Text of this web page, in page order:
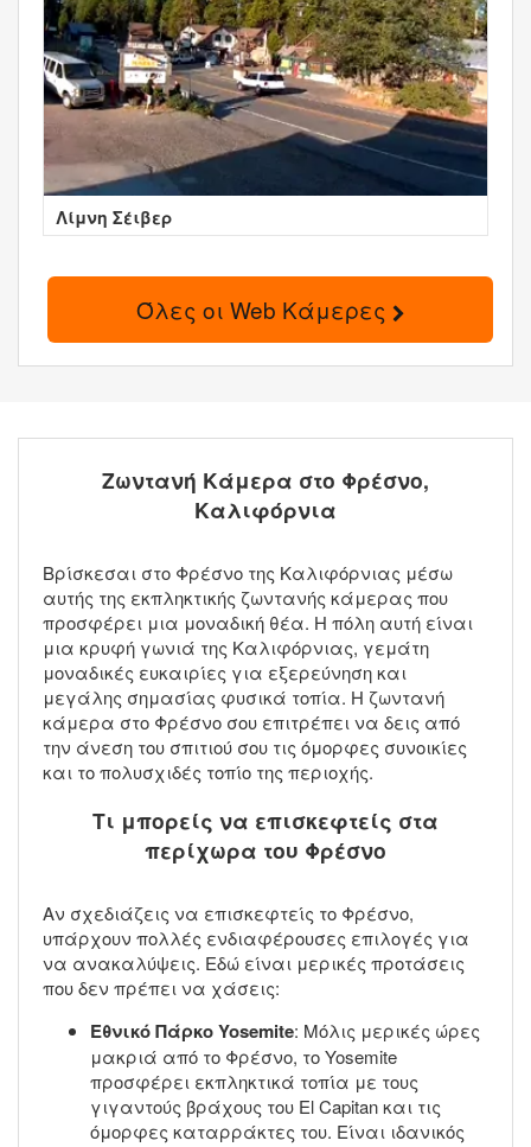
Λίμνη Σέιβερ
Όλες οι Web Κάμερες
Ζωντανή Κάμερα στο Φρέσνο,
Καλιφόρνια
Βρίσκεσαι στο Φρέσνο της Καλιφόρνιας μέσω
αυτής της εκπληκτικής ζωντανής κάμερας που
προσφέρει μια μοναδική θέα. Η πόλη αυτή είναι
μια κρυφή γωνιά της Καλιφόρνιας, γεμάτη
μοναδικές ευκαιρίες για εξερεύνηση και
μεγάλης σημασίας φυσικά τοπία. Η ζωντανή
κάμερα στο Φρέσνο σου επιτρέπει να δεις από
την άνεση του σπιτιού σου τις όμορφες συνοικίες
και το πολυσχιδές τοπίο της περιοχής.
Τι μπορείς να επισκεφτείς στα
περίχωρα του Φρέσνο
Αν σχεδιάζεις να επισκεφτείς το Φρέσνο,
υπάρχουν πολλές ενδιαφέρουσες επιλογές για
να ανακαλύψεις. Εδώ είναι μερικές προτάσεις
που δεν πρέπει να χάσεις:
Εθνικό Πάρκο Yosemite: Μόλις μερικές ώρες
μακριά από το Φρέσνο, το Yosemite
προσφέρει εκπληκτικά τοπία με τους
γιγαντούς βράχους του El Capitan και τις
όμορφες καταρράκτες του. Είναι ιδανικός